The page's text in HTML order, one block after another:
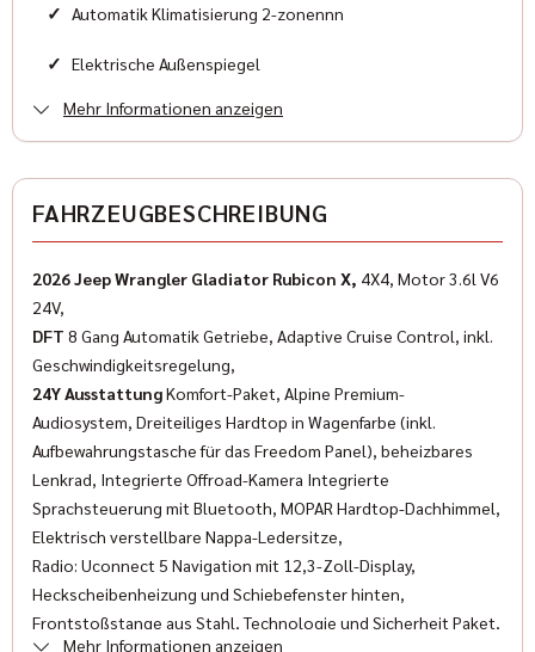
Grün
Farbe (Hersteller)
AUSSTATTUNG
Anzahl der Türen
4/5
Anzahl Sitzplätze
5
Schwarz
Innenausstattung
Leder
Klimatisierung
✓ Automatik Klimatisierung 2-zonennn
✓ Elektrische Außenspiegel
✓ Elektrische Fensterheber
✓ Wegfahrsperre
✓
✓ LED-Scheinwerfer
✓ Servolenkung
✓ Traktionskontrolle
✓ Lederlenkrad
✓ Reifendruckkontrolle
Getönte Scheiben
Mehr Informationen anzeigen
FAHRZEUGBESCHREIBUNG
2026 Jeep Wrangler Gladiator Rubicon X, 4X4, Motor 3.6l V6
24V,
DFT 8 Gang Automatik Getriebe, Adaptive Cruise Control, inkl.
Geschwindigkeitsregelung,
24Y AusstattungKomfort-Paket, Alpine Premium-
Audiosystem, Dreiteiliges Hardtop in Wagenfarbe (inkl.
Aufbewahrungstasche für das Freedom Panel), beheizbares
Lenkrad, Integrierte Offroad-Kamera Integrierte
Sprachsteuerung mit Bluetooth, MOPAR Hardtop-Dachhimmel,
Elektrisch verstellbare Nappa-Ledersitze,
Radio: Uconnect 5 Navigation mit 12,3-Zoll-Display,
Heckscheibenheizung und Schiebefenster hinten,
Frontstoßstange aus Stahl, Technologie und Sicherheit Paket,
Mehr Informationen anzeigen